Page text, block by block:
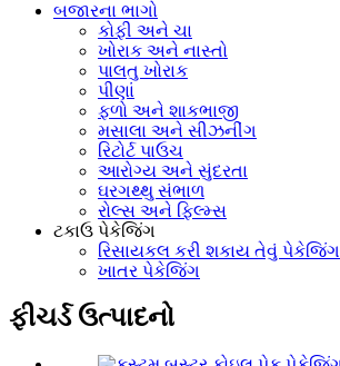
બજારના ભાગો
કોફી અને ચા
ખોરાક અને નાસ્તો
પાલતુ ખોરાક
પીણાં
ફળો અને શાકભાજી
મસાલા અને સીઝનીંગ
રિટોર્ટ પાઉચ
આરોગ્ય અને સુંદરતા
ઘરગથ્થુ સંભાળ
રોલ્સ અને ફિલ્મ્સ
ટકાઉ પેકેજિંગ
રિસાયકલ કરી શકાય તેવું પેકેજિંગ
ખાતર પેકેજિંગ
ફીચર્ડ ઉત્પાદનો